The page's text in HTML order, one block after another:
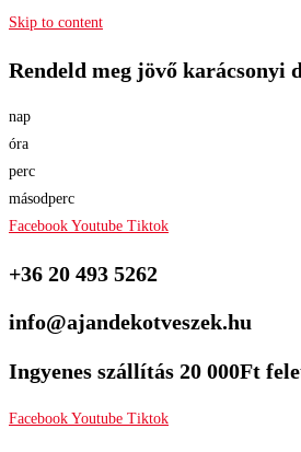
Skip to content
Rendeld meg jövő karácsonyi
nap
óra
perc
másodperc
Facebook Youtube Tiktok
+36 20 493 5262
info@ajandekotveszek.hu
Ingyenes szállítás 20 000Ft
Facebook Youtube Tiktok